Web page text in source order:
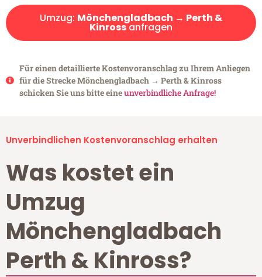
Umzug: Mönchengladbach → Perth &
Kinrossanfragen
Für einen detaillierte Kostenvoranschlag zu Ihrem Anliegen
für die Strecke Mönchengladbach → Perth & Kinross
schicken Sie uns bitte eineunverbindliche Anfrage!
Unverbindlichen Kostenvoranschlag erhalten
Was kostet ein
Umzug
Mönchengladbach
Perth & Kinross?